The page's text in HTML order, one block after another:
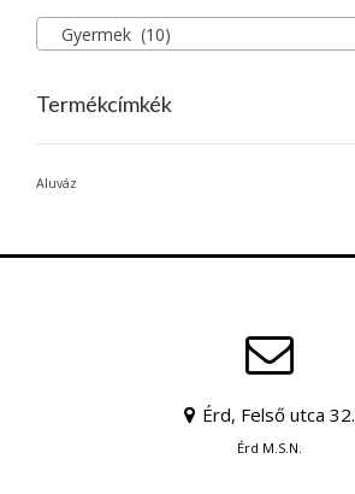
Gyermek (10)
Termékcímkék
Aluváz
Érd, Felső utca 32.
Érd M.S.N.